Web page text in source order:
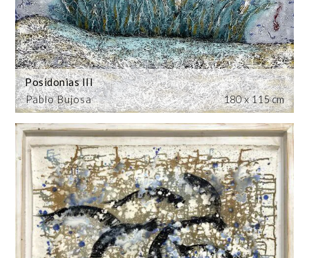
Pablo Bujosa
Posidonias III
180 x 115 cm